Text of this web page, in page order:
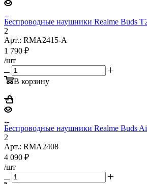
Беспроводные наушники Realme Buds
2
Арт.: RMA2415-A
1 790 ₽
/шт
В корзину
Беспроводные наушники Realme Buds
2
Арт.: RMA2408
4 090 ₽
/шт